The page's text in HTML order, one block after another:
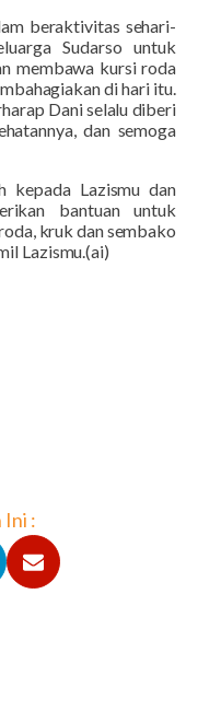
beraktivitas sehari-
Sudarso untuk
membawa kursi roda
di hari itu.
Dani selalu diberi
dan semoga
kepada Lazismu dan
bantuan untuk
kruk dan sembako
Lazismu.(ai)
Ini :